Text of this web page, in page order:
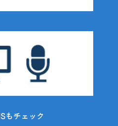
もチェック